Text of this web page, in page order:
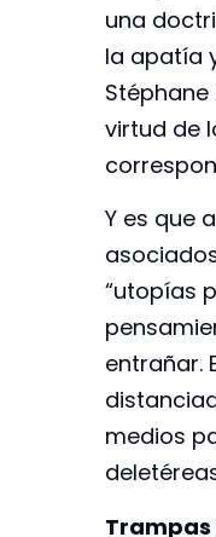
una
la apatía
virtud de
Y es que
“utopías
entrañar.
medios